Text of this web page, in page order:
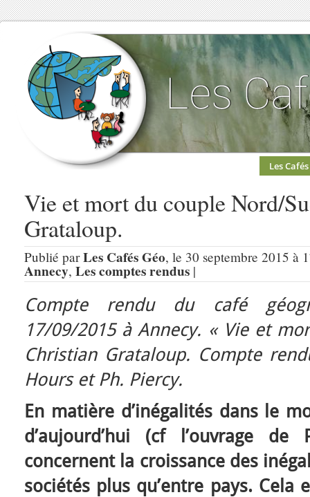
Les Cafés
Vie et mort du couple Nord/
Grataloup.
Publié parLes Cafés Géo, le 30 septembre 2015 à
Annecy, Les comptes rendus |
Compte rendu du café
17/09/2015 à Annecy. « Vie et
Christian Grataloup. Compte
Hours et Ph. Piercy.
En matière d’inégalités dans le
d’aujourd’hui (cf l’ouvrage
concernent la croissance des
sociétés plus qu’entre pays. Cela